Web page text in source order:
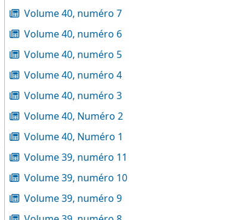
Volume 40, numéro 7
Volume 40, numéro 6
Volume 40, numéro 5
Volume 40, numéro 4
Volume 40, numéro 3
Volume 40, Numéro 2
Volume 40, Numéro 1
Volume 39, numéro 11
Volume 39, numéro 10
Volume 39, numéro 9